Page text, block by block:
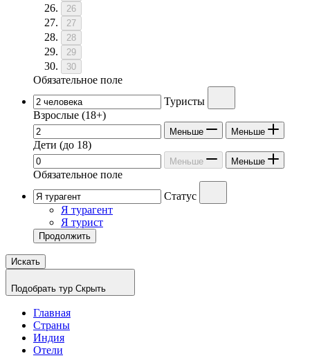
26
27
28
29
30
Обязательное поле
Туристы
Взрослые (18+)
Меньше Меньше
Дети (до 18)
Меньше Меньше
Обязательное поле
Статус
Я турагент
Я турист
Продолжить
Искать
Подобрать тур Скрыть
Главная
Страны
Индия
Отели